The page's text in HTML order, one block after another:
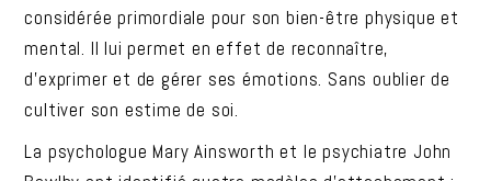
considérée primordiale pour son bien-être physique et
mental. Il lui permet en effet de reconnaître,
d’exprimer et de gérer ses émotions. Sans oublier de
cultiver son estime de soi.
La psychologue Mary Ainsworth et le psychiatre John